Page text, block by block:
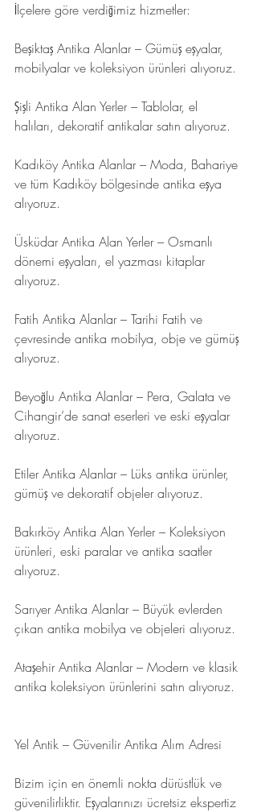
İlçelere göre verdiğimiz hizmetler:
Beşiktaş Antika Alanlar – Gümüş eşyalar,
mobilyalar ve koleksiyon ürünleri alıyoruz.
Şişli Antika Alan Yerler – Tablolar, el
halıları, dekoratif antikalar satın alıyoruz.
Kadıköy Antika Alanlar – Moda, Bahariye
ve tüm Kadıköy bölgesinde antika eşya
alıyoruz.
Üsküdar Antika Alan Yerler – Osmanlı
dönemi eşyaları, el yazması kitaplar
alıyoruz.
Fatih Antika Alanlar – Tarihi Fatih ve
çevresinde antika mobilya, obje ve gümüş
alıyoruz.
Beyoğlu Antika Alanlar – Pera, Galata ve
Cihangir’de sanat eserleri ve eski eşyalar
alıyoruz.
Etiler Antika Alanlar – Lüks antika ürünler,
gümüş ve dekoratif objeler alıyoruz.
Bakırköy Antika Alan Yerler – Koleksiyon
ürünleri, eski paralar ve antika saatler
alıyoruz.
Sarıyer Antika Alanlar – Büyük evlerden
çıkan antika mobilya ve objeleri alıyoruz.
Ataşehir Antika Alanlar – Modern ve klasik
antika koleksiyon ürünlerini satın alıyoruz.
Yel Antik – Güvenilir Antika Alım Adresi
Bizim için en önemli nokta dürüstlük ve
güvenilirliktir. Eşyalarınızı ücretsiz ekspertiz